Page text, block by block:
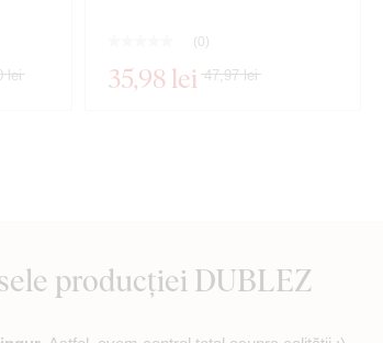
lei
(0)
35,98 lei 47,97 lei
producției DUBLEZ